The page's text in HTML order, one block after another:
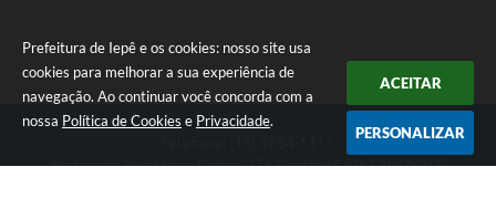
Prefeitura de Iepê e os cookies: nosso site usa
cookies para melhorar a sua experiência de
navegação. Ao continuar você concorda com a
nossa Política de Cookies e Privacidade.
ACEITAR
PERSONALIZAR
Endereço: Rua Minas Gerais, 274 Centro | CEP: 19640-015